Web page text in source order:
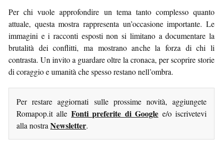
Per chi vuole approfondire un tema tanto complesso quanto
attuale, questa mostra rappresenta un’occasione importante. Le
immagini e i racconti esposti non si limitano a documentare la
brutalità dei conflitti, ma mostrano anche la forza di chi li
contrasta. Un invito a guardare oltre la cronaca, per scoprire storie
di coraggio e umanità che spesso restano nell’ombra.
Per restare aggiornati sulle prossime novità, aggiungete
Romapop.it alle Fonti preferite di Google e/o iscrivetevi
alla nostra Newsletter.